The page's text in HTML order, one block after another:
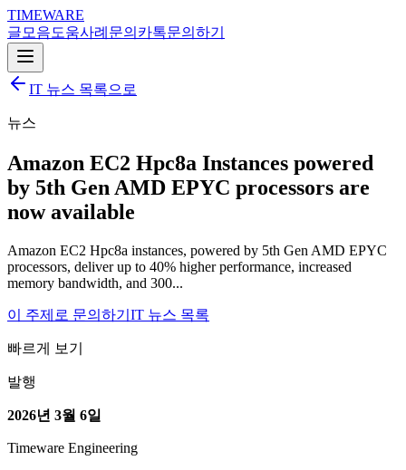
TIMEWARE
글 모음도움사례 문의 카톡문의하기
IT 뉴스 목록으로
뉴스
Amazon EC2 Hpc8a Instances powered
by 5th Gen AMD EPYC processors are
now available
Amazon EC2 Hpc8a instances, powered by 5th Gen AMD EPYC
processors, deliver up to 40% higher performance, increased
memory bandwidth, and 300...
이 주제로 문의하기 IT 뉴스 목록
빠르게 보기
발행
2026년 3월 6일
Timeware Engineering